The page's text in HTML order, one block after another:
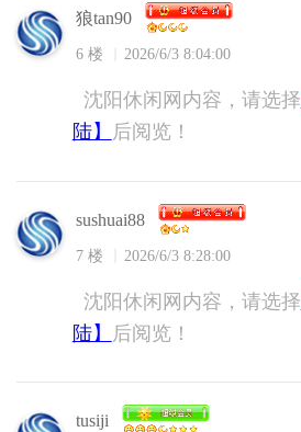
狼tan90
6 楼 2026/6/3 8:04:00
沈阳休闲网内容，请选择
陆】
后阅览！
sushuai88
7 楼 2026/6/3 8:28:00
沈阳休闲网内容，请选择
陆】
后阅览！
tusiji